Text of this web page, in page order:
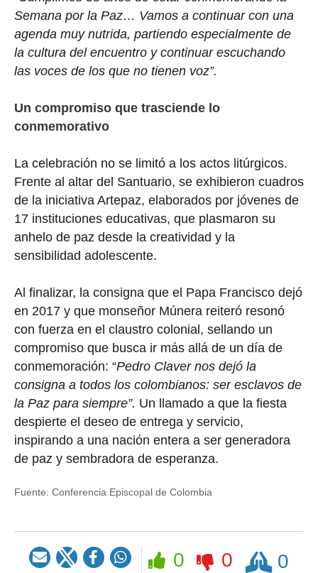
Semana por la Paz… Vamos a continuar con una
agenda muy nutrida, partiendo especialmente de
la cultura del encuentro y continuar escuchando
las voces de los que no tienen voz”.
Un compromiso que trasciende lo
conmemorativo
La celebración no se limitó a los actos litúrgicos.
Frente al altar del Santuario, se exhibieron cuadros
de la iniciativa Artepaz, elaborados por jóvenes de
17 instituciones educativas, que plasmaron su
anhelo de paz desde la creatividad y la
sensibilidad adolescente.
Al finalizar, la consigna que el Papa Francisco dejó
en 2017 y que monseñor Múnera reiteró resonó
con fuerza en el claustro colonial, sellando un
compromiso que busca ir más allá de un día de
conmemoración: “Pedro Claver nos dejó la
consigna a todos los colombianos: ser esclavos de
la Paz para siempre”. Un llamado a que la fiesta
despierte el deseo de entrega y servicio,
inspirando a una nación entera a ser generadora
de paz y sembradora de esperanza.
Fuente: Conferencia Episcopal de Colombia
0 0
Rezar 0